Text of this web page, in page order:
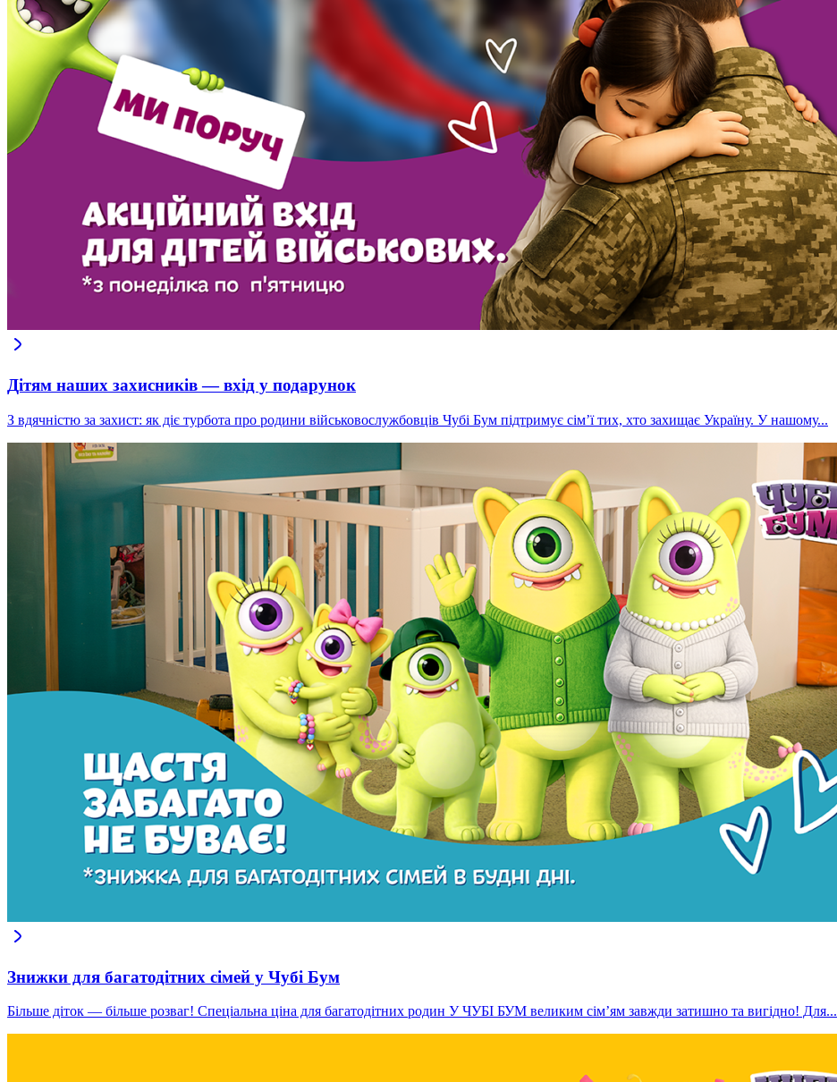
Дітям наших захисників — вхід у подарунок
З вдячністю за захист: як діє турбота про родини військовослужбовців Чубі Бум підтримує сім’ї тих, хто захищає Україну. У нашому...
Знижки для багатодітних сімей у Чубі Бум
Більше діток — більше розваг! Спеціальна ціна для багатодітних родин У ЧУБІ БУМ великим сім’ям завжди затишно та вигідно! Для...